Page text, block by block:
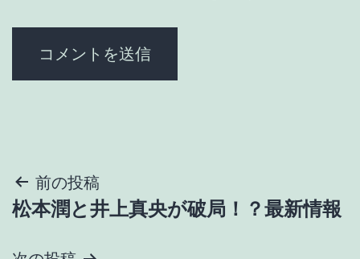
投
稿
前の投稿
松本潤と井上真央が破局！？最新情報